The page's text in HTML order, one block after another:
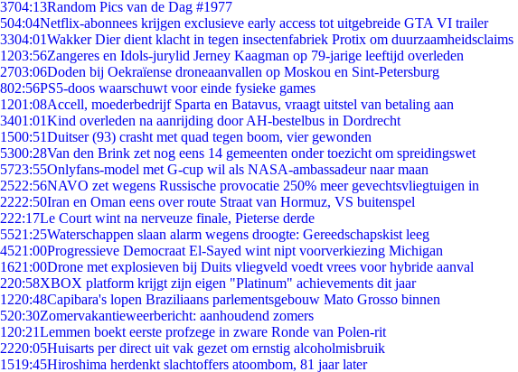
3704:13Random Pics van de Dag #1977
504:04Netflix-abonnees krijgen exclusieve early access tot uitgebreide GTA VI trailer
3304:01Wakker Dier dient klacht in tegen insectenfabriek Protix om duurzaamheidsclaims
1203:56Zangeres en Idols-jurylid Jerney Kaagman op 79-jarige leeftijd overleden
2703:06Doden bij Oekraïense droneaanvallen op Moskou en Sint-Petersburg
802:56PS5-doos waarschuwt voor einde fysieke games
1201:08Accell, moederbedrijf Sparta en Batavus, vraagt uitstel van betaling aan
3401:01Kind overleden na aanrijding door AH-bestelbus in Dordrecht
1500:51Duitser (93) crasht met quad tegen boom, vier gewonden
5300:28Van den Brink zet nog eens 14 gemeenten onder toezicht om spreidingswet
5723:55Onlyfans-model met G-cup wil als NASA-ambassadeur naar maan
2522:56NAVO zet wegens Russische provocatie 250% meer gevechtsvliegtuigen in
2222:50Iran en Oman eens over route Straat van Hormuz, VS buitenspel
222:17Le Court wint na nerveuze finale, Pieterse derde
5521:25Waterschappen slaan alarm wegens droogte: Gereedschapskist leeg
4521:00Progressieve Democraat El-Sayed wint nipt voorverkiezing Michigan
1621:00Drone met explosieven bij Duits vliegveld voedt vrees voor hybride aanval
220:58XBOX platform krijgt zijn eigen "Platinum" achievements dit jaar
1220:48Capibara's lopen Braziliaans parlementsgebouw Mato Grosso binnen
520:30Zomervakantieweerbericht: aanhoudend zomers
1 20:21Lemmen boekt eerste profzege in zware Ronde van Polen-rit
2220:05Huisarts per direct uit vak gezet om ernstig alcoholmisbruik
1519:45Hiroshima herdenkt slachtoffers atoombom, 81 jaar later